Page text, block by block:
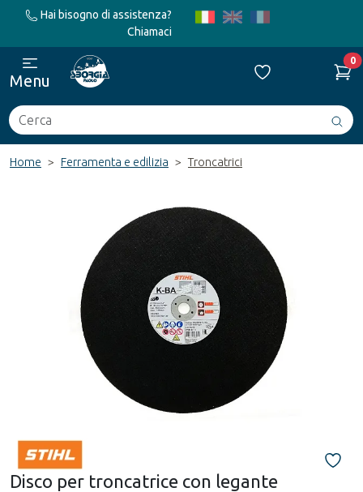
Hai bisogno di assistenza?
Chiamaci
Cerca
0
Menu
Home Ferramenta e edilizia Troncatrici
Disco per troncatrice con legante